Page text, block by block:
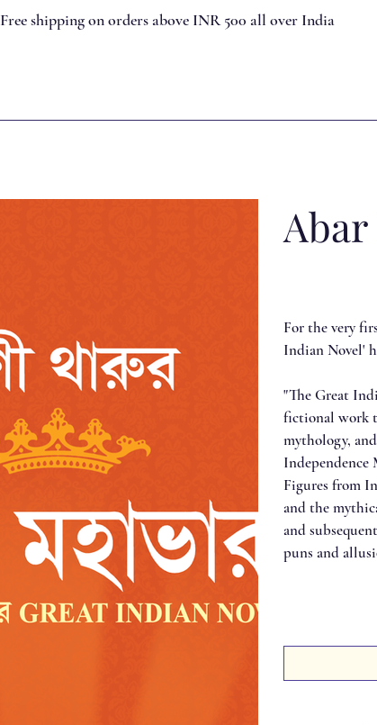
Free shipping on orders above INR 500 all over India
For the very
Indian Novel'
"The Great
fictional work
mythology,
Independence
Figures from
and the
and
puns and